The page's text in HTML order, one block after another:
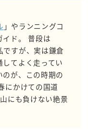
」やランニングコ
イド。 普段は
ですが、実は鎌倉
てよく走ってい
のが、この時期の
にかけての国道
にも負けない絶景